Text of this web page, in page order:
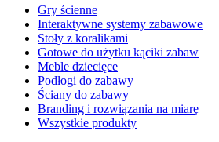
Gry ścienne
Interaktywne systemy zabawowe
Stoły z koralikami
Gotowe do użytku kąciki zabaw
Meble dziecięce
Podłogi do zabawy
Ściany do zabawy
Branding i rozwiązania na miarę
Wszystkie produkty